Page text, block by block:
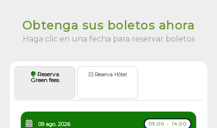
Obtenga sus boletos ahora
Haga clic en una fecha para reservar boletos
Reserva
Green fees
Reserva Hôtel
09 ago. 2026 09:00 - 14:00